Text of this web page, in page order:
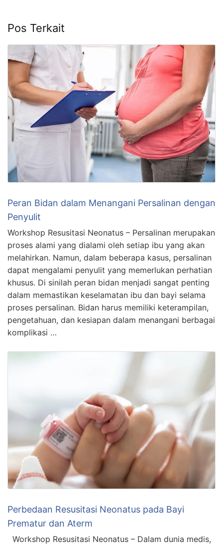
Pos Terkait
Peran Bidan dalam Menangani Persalinan dengan
Penyulit
Workshop Resusitasi Neonatus – Persalinan merupakan
proses alami yang dialami oleh setiap ibu yang akan
melahirkan. Namun, dalam beberapa kasus, persalinan
dapat mengalami penyulit yang memerlukan perhatian
khusus. Di sinilah peran bidan menjadi sangat penting
dalam memastikan keselamatan ibu dan bayi selama
proses persalinan. Bidan harus memiliki keterampilan,
pengetahuan, dan kesiapan dalam menangani berbagai
komplikasi …
Perbedaan Resusitasi Neonatus pada Bayi
Prematur dan Aterm
Workshop Resusitasi Neonatus – Dalam dunia medis,